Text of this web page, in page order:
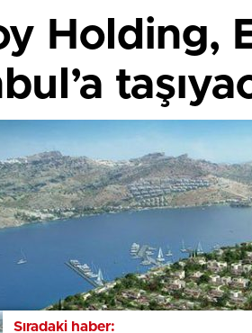
Sıradaki haber:
Holding,
Sıradaki haber: